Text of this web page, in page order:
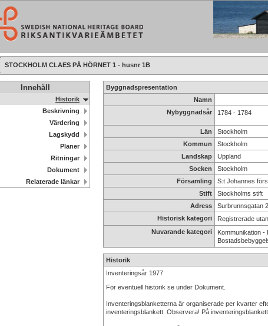
STOCKHOLM CLAES PÅ HÖRNET 1 - husnr 1B
Innehåll
Historik
Beskrivning
Värdering
Lagskydd
Planer
Ritningar
Dokument
Relaterade länkar
Byggnadspresentation
Namn
Nybyggnadsår
1784 - 1784
Län
Stockholm
Kommun
Stockholm
Landskap
Uppland
Socken
Stockholm
Församling
S:t Johannes
Stift
Stockholms stift
Adress
Surbrunnsgatan
Historisk kategori
Registrerade
Nuvarande kategori
Kommunikation
Historik
Inventeringsår 1977
För eventuell historik se under Dokument.
Inventeringsblanketterna är organiserade per kvarter
inventeringsblankett. Observera! På